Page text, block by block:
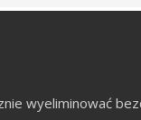
wyeliminować